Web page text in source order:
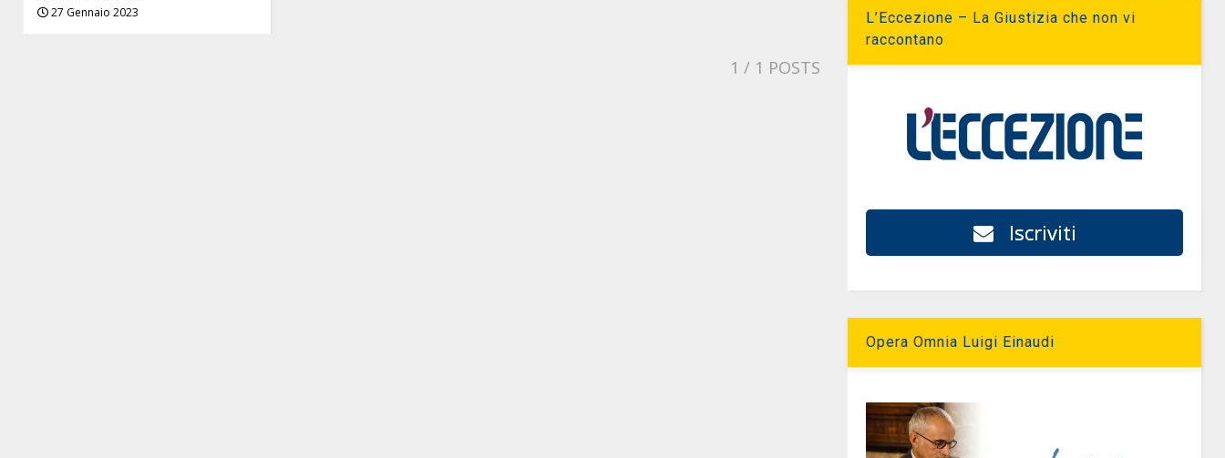
27 Gennaio 2023
1 / 1 POSTS
L’Eccezione – La Giustizia che non vi
raccontano
Iscriviti
Opera Omnia Luigi Einaudi